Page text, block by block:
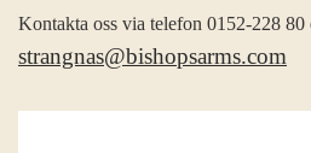
Kontakta oss via telefon 0152-228 80
strangnas@bishopsarms.com